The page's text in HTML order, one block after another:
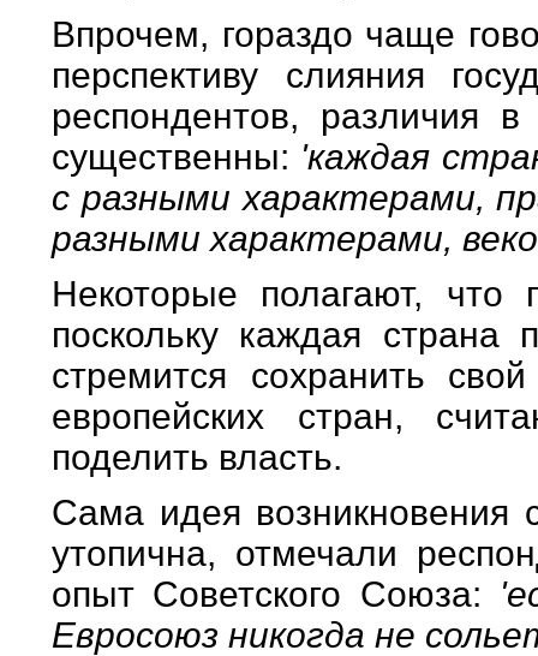
Впрочем, гораздо чаще
перспективу слияния
респондентов, различия
существенны: 'каждая
с разными характерами,
разными характерами,
Некоторые полагают, что
поскольку каждая страна
стремится сохранить
европейских стран,
поделить власть.
Сама идея возникновения
утопична, отмечали
опыт Советского Союза:
Евросоюз никогда не